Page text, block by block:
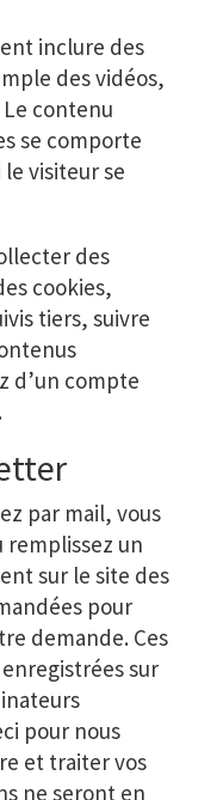
inclure des
des vidéos,
contenu
se comporte
visiteur se
des
cookies,
tiers, suivre
d’un compte
par mail, vous
remplissez un
sur le site des
pour
demande. Ces
sur
pour nous
et traiter vos
ne seront en